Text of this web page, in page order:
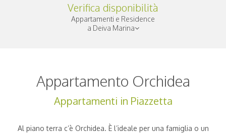
Verifica disponibilità
Appartamenti e Residence
a Deiva Marina
Adulti|
Appartamento Orchidea
Appartamenti in Piazzetta
Al piano terra c’è Orchidea. È l’ideale per una famiglia o un